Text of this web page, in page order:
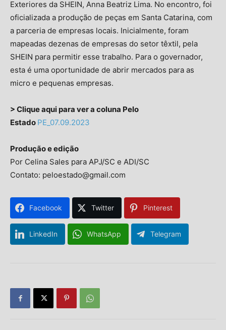
Exteriores da SHEIN, Anna Beatriz Lima. No encontro, foi
oficializada a produção de peças em Santa Catarina, com
a parceria de empresas locais. Inicialmente, foram
mapeadas dezenas de empresas do setor têxtil, pela
SHEIN para permitir esse trabalho. Para o governador,
esta é uma oportunidade de abrir mercados para as
micro e pequenas empresas.
> Clique aqui para ver a coluna Pelo
Estado PE_07.09.2023
Produção e edição
Por Celina Sales para APJ/SC e ADI/SC
Contato: peloestado@gmail.com
Facebook Twitter Pinterest
LinkedIn WhatsApp Telegram
Isso vai fechar em 14segundos